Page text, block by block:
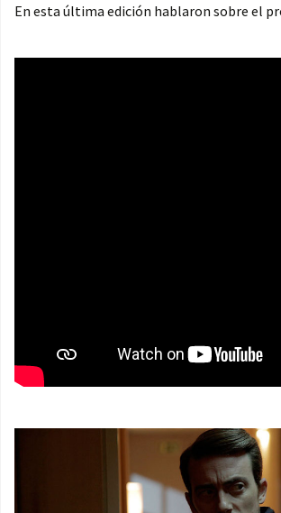
En esta última edición hablaron sobre el